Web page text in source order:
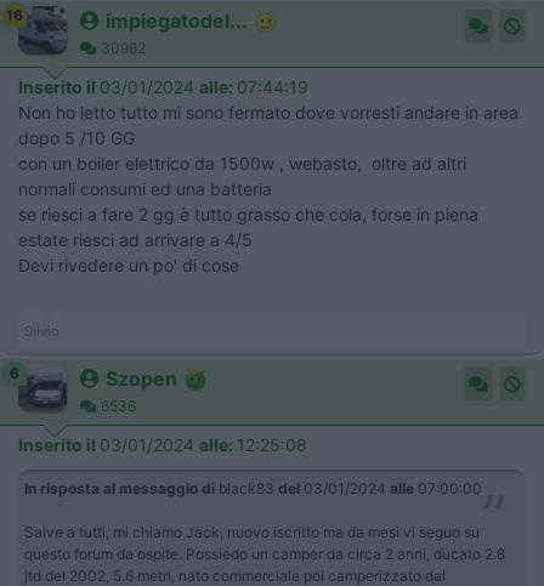
16 impiegatodel...
30982
Inserito il 03/01/2024 alle: 07:44:19
Non ho letto tutto mi sono fermato dove vorresti andare in area
dopo 5 /10 GG
con un boiler elettrico da 1500w , webasto, oltre ad altri
normali consumi ed una batteria
se riesci a fare 2 gg è tutto grasso che cola, forse in piena
estate riesci ad arrivare a 4/5
Devi rivedere un po' di cose
Silvio
6 Szopen
6536
Inserito il 03/01/2024 alle: 12:25:08
In risposta al messaggio di black83 del 03/01/2024 alle 07:00:00
Salve a tutti, mi chiamo Jack, nuovo iscritto ma da mesi vi seguo su
questo forum da ospite. Possiedo un camper da circa 2 anni, ducato 2.8
jtd del 2002, 5.6 metri, nato commerciale poi camperizzato dal